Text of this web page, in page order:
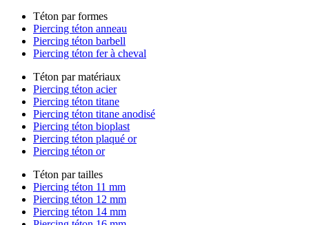
Téton par formes
Piercing téton anneau
Piercing téton barbell
Piercing téton fer à cheval
Téton par matériaux
Piercing téton acier
Piercing téton titane
Piercing téton titane anodisé
Piercing téton bioplast
Piercing téton plaqué or
Piercing téton or
Téton par tailles
Piercing téton 11 mm
Piercing téton 12 mm
Piercing téton 14 mm